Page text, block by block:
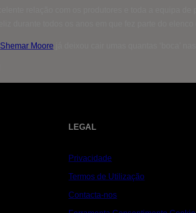
Shemar Moore
LEGAL
Privacidade
Termos de Utilização
Contacta-nos